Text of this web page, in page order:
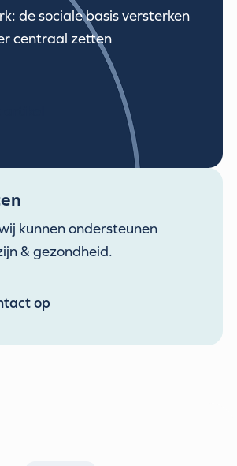
kunnen ondersteunen
& gezondheid.
op
de sociale basis versterken
centraal zetten